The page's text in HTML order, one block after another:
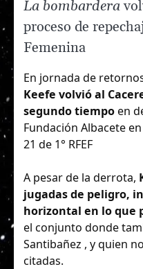
La bombardera
proceso de
Femenina
En jornada de
Keefe volvió al
segundo tiempo en
Fundación Albacete
21 de 1° RFEF
A pesar de la derrota,
jugadas de peligro,
horizontal en lo que
el conjunto donde
Santibañez , y quien
citadas.